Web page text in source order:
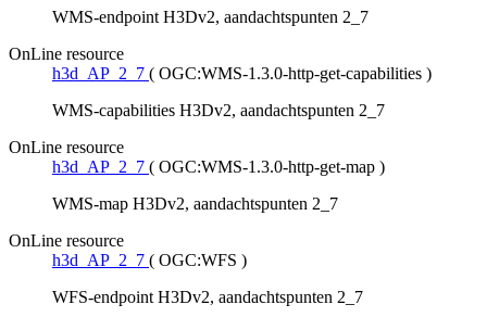
WMS-endpoint H3Dv2, aandachtspunten 2_7
OnLine resource
h3d_AP_2_7 ( OGC:WMS-1.3.0-http-get-capabilities )
WMS-capabilities H3Dv2, aandachtspunten 2_7
OnLine resource
h3d_AP_2_7 ( OGC:WMS-1.3.0-http-get-map )
WMS-map H3Dv2, aandachtspunten 2_7
OnLine resource
h3d_AP_2_7 ( OGC:WFS )
WFS-endpoint H3Dv2, aandachtspunten 2_7